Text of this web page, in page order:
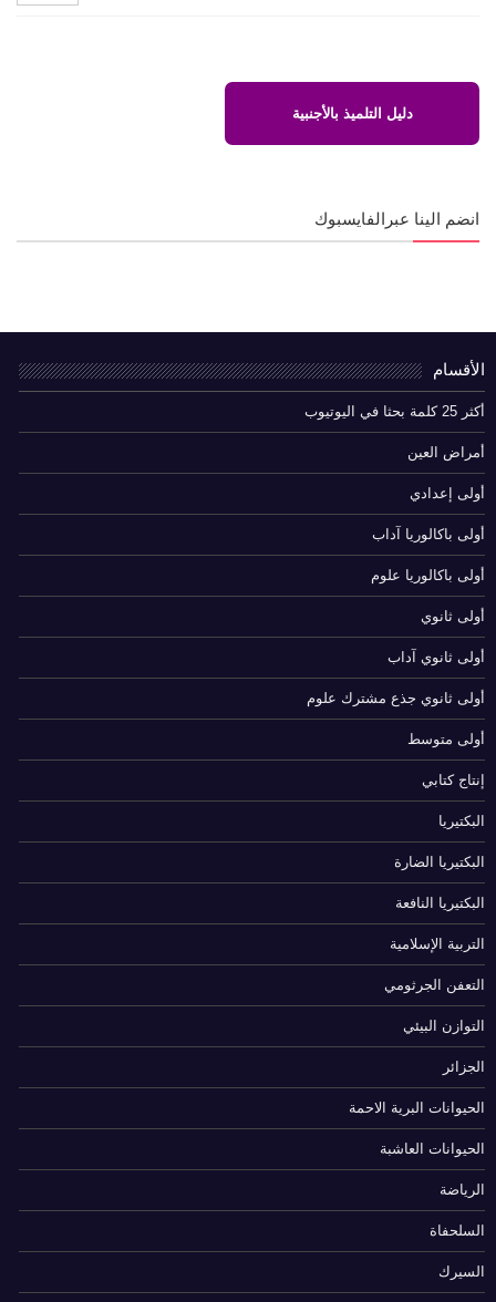
دليل التلميذ بالأجنبية
انضم الينا عبرالفايسبوك
الأقسام
أكثر 25 كلمة بحثا في اليوتيوب
أمراض العين
أولى إعدادي
أولى باكالوريا آداب
أولى باكالوريا علوم
أولى ثانوي
أولى ثانوي آداب
أولى ثانوي جذع مشترك علوم
أولى متوسط
إنتاج كتابي
البكتيريا
البكتيريا الضارة
البكتيريا النافعة
التربية الإسلامية
التعفن الجرثومي
التوازن البيئي
الجزائر
الحيوانات البرية الاحمة
الحيوانات العاشبة
الرياضة
السلحفاة
السيرك